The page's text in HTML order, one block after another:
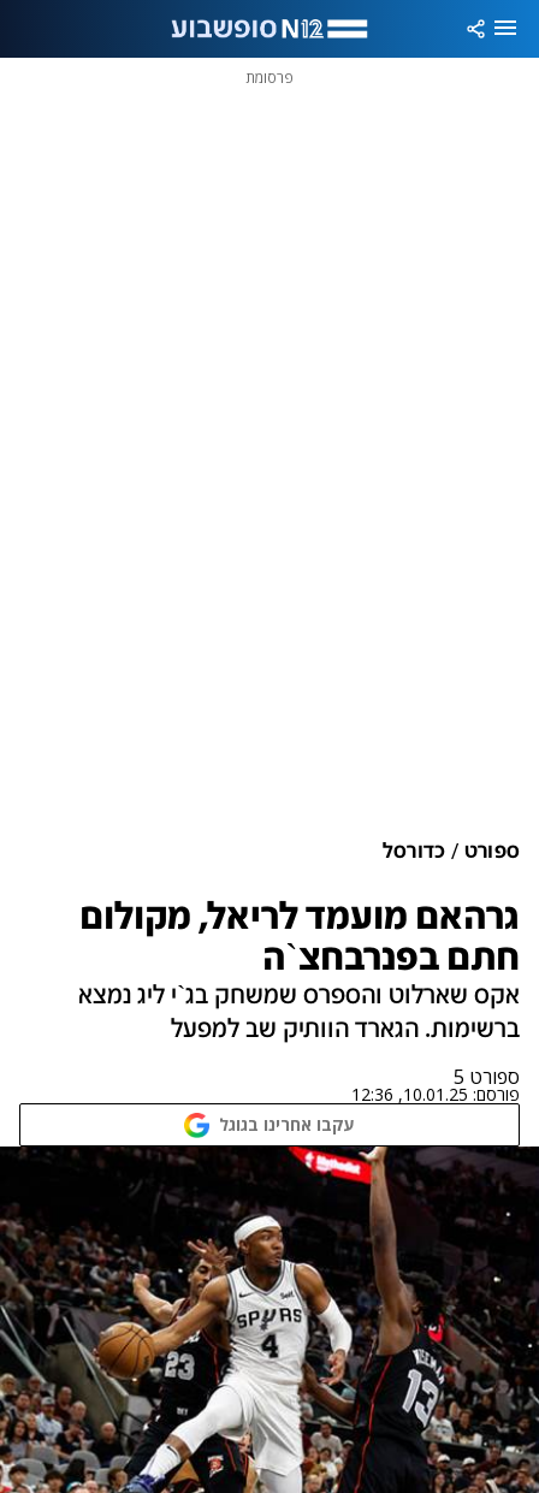
פרסומת
ספורט כדורסל
גרהאם מועמד לריאל, מקולום
חתם בפנרבחצ`ה
אקס שארלוט והספרס שמשחק בג`י ליג נמצא
ברשימות. הגארד הוותיק שב למפעל
ספורט 5
פורסם: 10.01.25, 12:36
עקבו אחרינו בגוגל